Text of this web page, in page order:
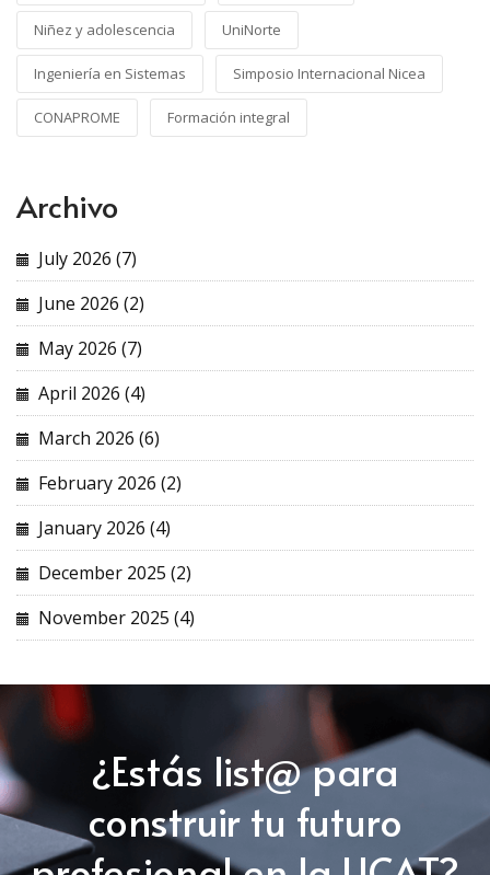
Niñez y adolescencia UniNorte
Ingeniería en Sistemas Simposio Internacional Nicea
CONAPROME Formación integral
Archivo
July 2026 (7)
June 2026 (2)
May 2026 (7)
April 2026 (4)
March 2026 (6)
February 2026 (2)
January 2026 (4)
December 2025 (2)
November 2025 (4)
¿Estás list@ para
construir tu futuro